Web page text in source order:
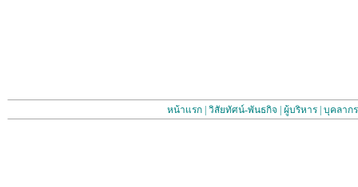
หน้าแรก| วิสัยทัศน์-พันธกิจ ผู้บริหาร| บุคลากร